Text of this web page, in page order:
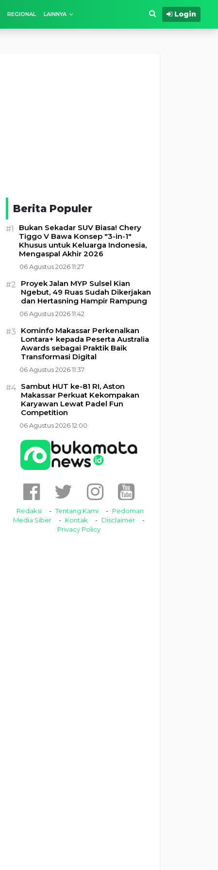
REGIONAL LAINNYA Login
Berita Populer
#1
Bukan Sekadar SUV Biasa! Chery
Tiggo V Bawa Konsep "3-in-1"
Khusus untuk Keluarga Indonesia,
Mengaspal Akhir 2026
06 Agustus 2026 11:27
#2
Proyek Jalan MYP Sulsel Kian
Ngebut, 49 Ruas Sudah Dikerjakan
dan Hertasning Hampir Rampung
06 Agustus 2026 11:42
#3
Kominfo Makassar Perkenalkan
Lontara+ kepada Peserta Australia
Awards sebagai Praktik Baik
Transformasi Digital
06 Agustus 2026 11:37
#4 Sambut HUT ke-81 RI, Aston
Makassar Perkuat Kekompakan
Karyawan Lewat Padel Fun
Competition
06 Agustus 2026 12:00
Redaksi Tentang Kami
Pedoman
Media Siber
Kontak
Disclaimer
Privacy Policy